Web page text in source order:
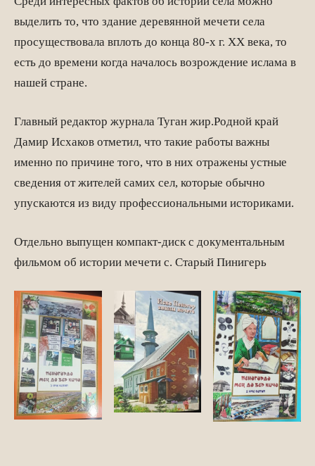
выделить то, что здание деревянной мечети села
просуществовала вплоть до конца 80-х г. XX века, то
есть до времени когда началось возрождение ислама в
нашей стране.
Главный редактор журнала Туган жир.Родной край
Дамир Исхаков отметил, что такие работы важны
именно по причине того, что в них отражены устные
сведения от жителей самих сел, которые обычно
упускаются из виду профессиональными историками.
Отдельно выпущен компакт-диск с документальным
фильмом об истории мечети с. Старый Пинигерь